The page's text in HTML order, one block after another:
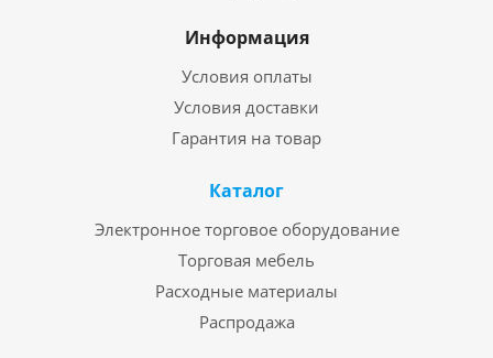
Информация
Условия оплаты
Условия доставки
Гарантия на товар
Каталог
Электронное торговое оборудование
Торговая мебель
Расходные материалы
Распродажа